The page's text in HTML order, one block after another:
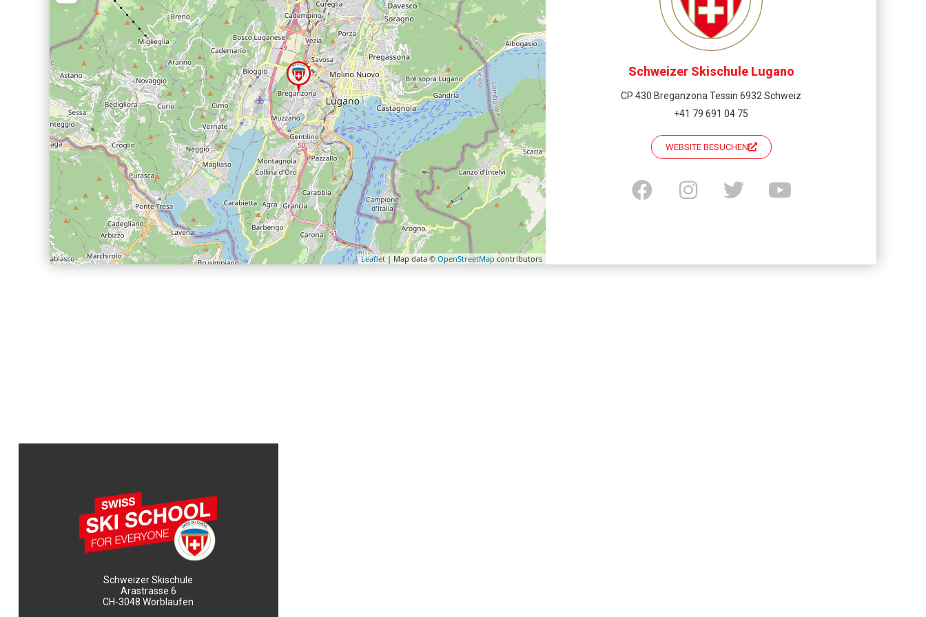
Leaflet | Map data © OpenStreetMap contributors
Schweizer Skischule Lugano
CP 430 Breganzona Tessin 6932 Schweiz
+41 79 691 04 75
WEBSITE BESUCHEN
Schweizer Skischule
Arastrasse 6
CH-3048 Worblaufen